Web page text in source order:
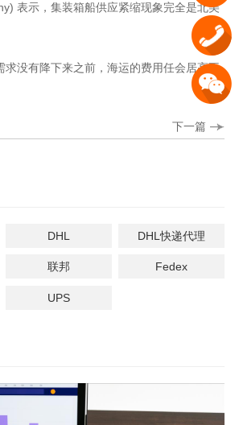
表示，集装箱船供应紧缩现象完全是北美
求没有降下来之前，海运的费用任会居高不
下一篇
DHL DHL快递代理
联邦 Fedex
UPS